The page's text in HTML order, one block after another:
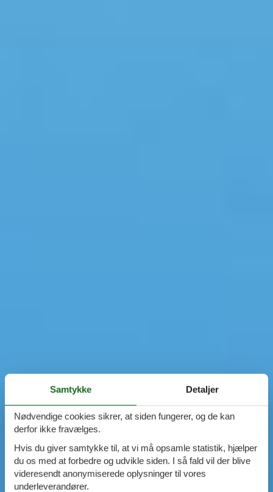
Samtykke Detaljer
Nødvendige cookies sikrer, at siden fungerer, og de kan
derfor ikke fravælges.
Hvis du giver samtykke til, at vi må opsamle statistik, hjælper
du os med at forbedre og udvikle siden. I så fald vil der blive
videresendt anonymiserede oplysninger til vores
underleverandører.